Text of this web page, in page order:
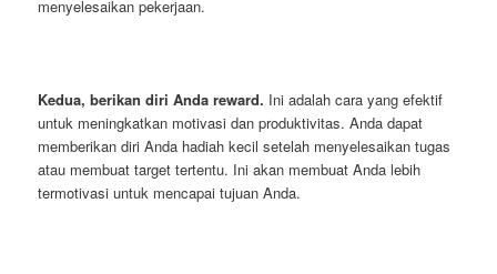
menyelesaikan pekerjaan.
Kedua, berikan diri Anda reward. Ini adalah cara yang efektif
untuk meningkatkan motivasi dan produktivitas. Anda dapat
memberikan diri Anda hadiah kecil setelah menyelesaikan tugas
atau membuat target tertentu. Ini akan membuat Anda lebih
termotivasi untuk mencapai tujuan Anda.